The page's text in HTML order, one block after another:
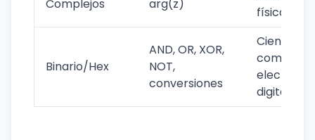
Complejos
arg(z)
física
Binario/Hex
AND, OR, XOR,
NOT,
conversiones
Ciencias
digital